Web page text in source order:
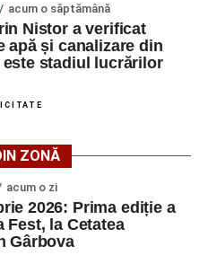
pe Google News
în stare gravă la
din Sebeș: fermeie
după ce a fost lovită de o
ediție a Transylvania
acum o săptămână
Nistor a verificat
apă și canalizare din
este stadiul lucrărilor
ZONĂ
acum o zi
2026: Prima ediție a
Fest, la Cetatea
Gârbova